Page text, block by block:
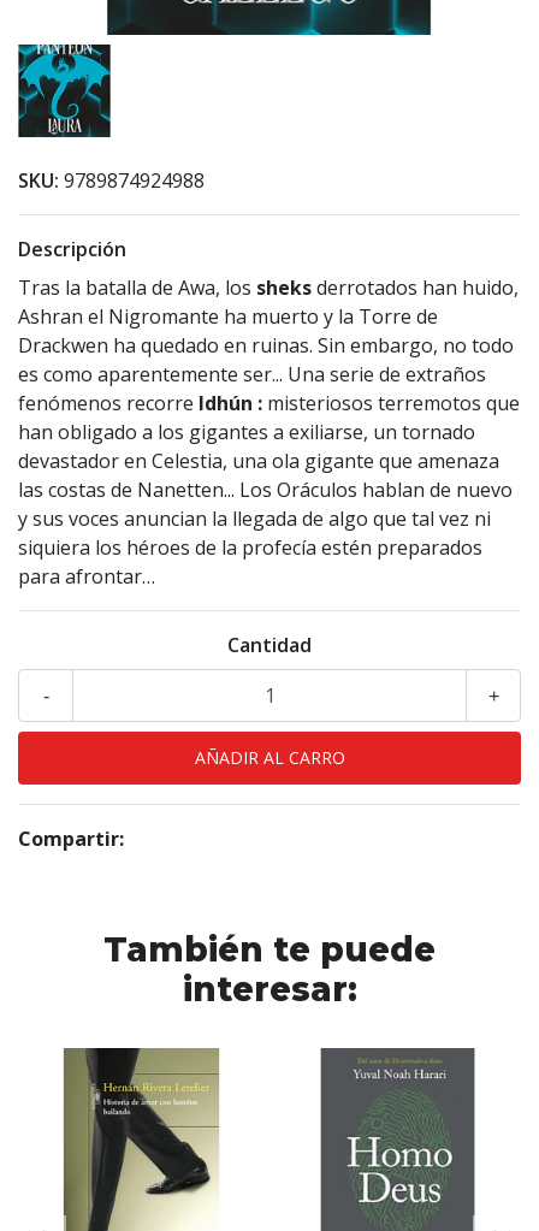
SKU: 9789874924988
Descripción
Tras la batalla de Awa, los sheksderrotados han huido,
Ashran el Nigromante ha muerto y la Torre de
Drackwen ha quedado en ruinas. Sin embargo, no todo
es como aparentemente ser... Una serie de extraños
fenómenos recorre Idhún : misteriosos terremotos que
han obligado a los gigantes a exiliarse, un tornado
devastador en Celestia, una ola gigante que amenaza
las costas de Nanetten... Los Oráculos hablan de nuevo
y sus voces anuncian la llegada de algo que tal vez ni
siquiera los héroes de la profecía estén preparados
para afrontar…
Cantidad
+
-
Compartir:
También te puede
interesar: